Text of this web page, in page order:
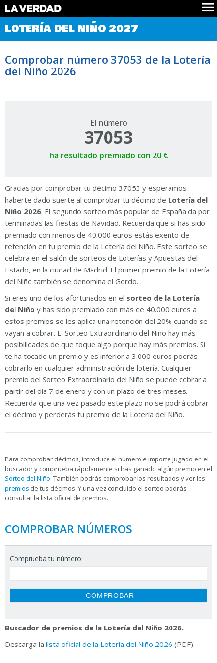
Comprobar Loteria del Niño
Premios
Noticias
Datos
Historia
LOTERÍA DEL NIÑO 2027
Comprobar número 37053 de la Lotería
del Niño 2026
El número
37053
ha resultado premiado con 20 €
Gracias por comprobar tu décimo 37053 y esperamos
haberte dado suerte al comprobar tu décimo de Lotería del
Niño 2026. El segundo sorteo más popular de España da por
terminadas las fiestas de Navidad. Recuerda que si has sido
premiado con menos de 40.000 euros estás exento de
retención en tu premio de la Lotería del Niño. Este sorteo se
celebra en el salón de sorteos de Loterías y Apuestas del
Estado, en la ciudad de Madrid. El primer premio de la Lotería
del Niño también se denomina el Gordo.
Si eres uno de los afortunados en el sorteo de la Lotería
del Niño y has sido premiado con más de 40.000 euros a
estos premios se les aplica una retención del 20% cuando se
vayan a cobrar. El Sorteo Extraordinario del Niño hay más
posibilidades de que toque algo porque hay más premios. Si
te ha tocado un premio y es inferior a 3.000 euros podrás
cobrarlo en cualquier administración de lotería. Cualquier
premio del Sorteo Extraordinario del Niño se puede cobrar a
partir del día 7 de enero y con un plazo de tres meses.
Recuerda que una vez pasado este plazo no se podrá cobrar
el décimo y perderás tu premio de la Lotería del Niño.
Para comprobar décimos, introduce el número e importe jugado en el
buscador y comprueba rápidamente si has ganado algún premio en el
Sorteo del Niño. También podrás comprobar los resultados y ver los
premios de tus décimos. Y una vez concluido el sorteo podrás
consultar la lista oficial de premios.
COMPROBAR NÚMEROS
Comprueba tu número:
Buscador de premios de la Lotería del Niño 2026.
Descarga la lista oficial de la Lotería del Niño 2026 (PDF).